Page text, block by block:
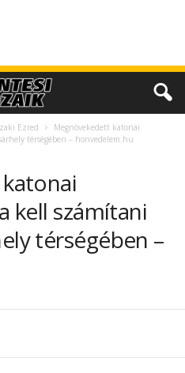
Ezred
Megnövekedett katonai
térségében – honvedelem.hu
kell számítani
térségében –